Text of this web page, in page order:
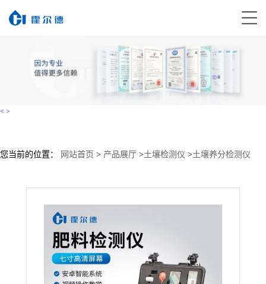
< >
您当前的位置： 网站首页 > 产品展厅 >土壤检测仪 >土壤养分检测仪